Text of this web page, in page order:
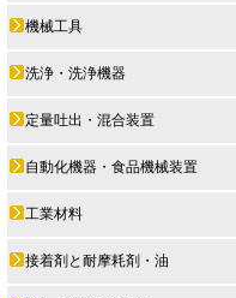
機械工具
洗浄・洗浄機器
定量吐出・混合装置
自動化機器・食品機械装置
工業材料
接着剤と耐摩耗剤・油